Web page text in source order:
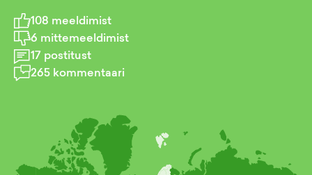
108 meeldimist
6 mittemeeldimist
17 postitust
265 kommentaari